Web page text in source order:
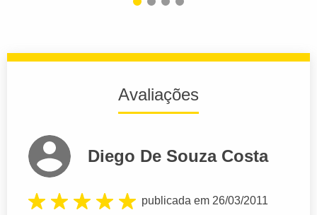
Avaliações
Diego De Souza Costa
publicada em 26/03/2011